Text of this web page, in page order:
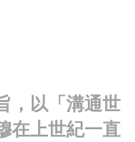
，以「溝通世
在上世紀一直